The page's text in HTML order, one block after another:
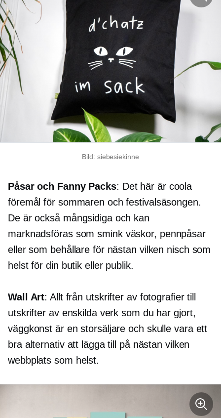
Bild: siebesiekinne
Påsar och Fanny Packs: Det här är coola
föremål för sommaren och festivalsäsongen.
De är också mångsidiga och kan
marknadsföras somsminkväskor, pennpåsar
eller som behållare för nästan vilken nisch som
helst för din butik eller publik.
Wall Art: Allt från utskrifter av fotografier till
utskrifter av enskilda verk som du har gjort,
väggkonst är en storsäljare och skulle vara ett
bra alternativ att lägga till på nästan vilken
webbplats som helst.